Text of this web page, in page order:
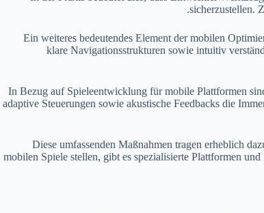
sicherzustellen.
Ein weiteres bedeutendes Element der mobilen
klare Navigationsstrukturen sowie intuitiv
In Bezug auf Spieleentwicklung für mobile Plattformen
adaptive Steuerungen sowie akustische Feedbacks die
Diese umfassenden Maßnahmen tragen erheblich
mobilen Spiele stellen, gibt es spezialisierte Plattformen